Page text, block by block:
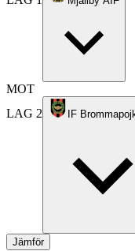
MOT
LAG 2
IF
Jämför